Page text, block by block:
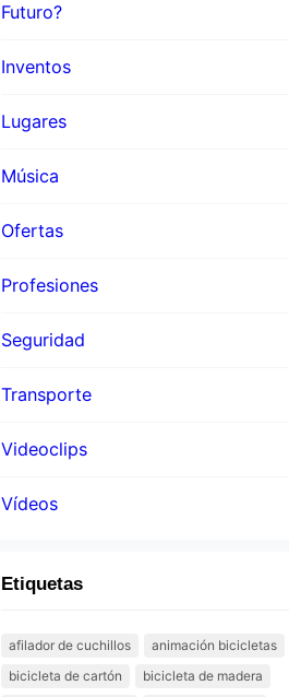
Futuro?
Inventos
Lugares
Música
Ofertas
Profesiones
Seguridad
Transporte
Videoclips
Vídeos
Etiquetas
afilador de cuchillos
animación bicicletas
bicicleta de cartón
bicicleta de madera